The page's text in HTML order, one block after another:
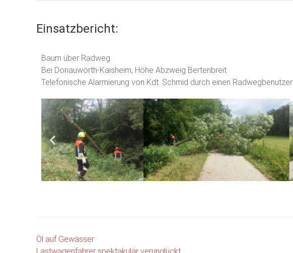
Einsatzbericht:
Baum über Radweg
Bei Donauwörth-Kaisheim, Höhe Abzweig Bertenbreit
Telefonische Alarmierung von Kdt. Schmid durch einen Radwegbenutzer
Öl auf Gewässer